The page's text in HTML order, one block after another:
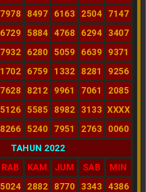
7978 8497 6163 2504
7147
6729 5884 4768 6294
3407
7932 6280 5059 6639
9371
1702 6759 1332 8281
9256
7628 8212 9961 7061
2085
5126 5585 8982 3133 XXXX
8266 5240 7951 2763
0060
TAHUN 2022
RAB KAM JUM SAB
MIN
5024 2882 8770 3343
4386